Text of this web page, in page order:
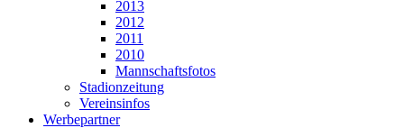
2013
2012
2011
2010
Mannschaftsfotos
Stadionzeitung
Vereinsinfos
Werbepartner